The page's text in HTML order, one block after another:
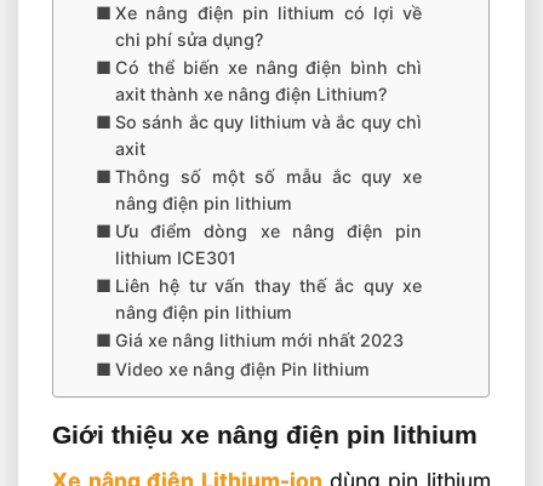
Xe nâng điện pin lithium có lợi về
chi phí sửa dụng?
Có thể biến xe nâng điện bình chì
axit thành xe nâng điện Lithium?
So sánh ắc quy lithium và ắc quy chì
axit
Thông số một số mẫu ắc quy xe
nâng điện pin lithium
Ưu điểm dòng xe nâng điện pin
lithium ICE301
Liên hệ tư vấn thay thế ắc quy xe
nâng điện pin lithium
Giá xe nâng lithium mới nhất 2023
Video xe nâng điện Pin lithium
Giới thiệu xe nâng điện pin lithium
Xe nâng điện Lithium-ion dùng pin lithium